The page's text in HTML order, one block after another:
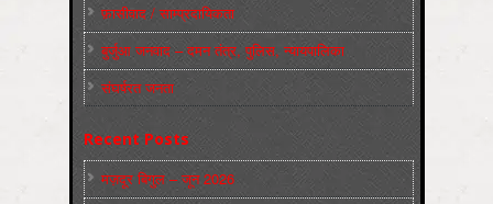
फ़ासीवाद / साम्‍प्रदायिकता
बुर्जुआ जनवाद – दमन तंत्र, पुलिस, न्‍यायपालिका
संघर्षरत जनता
Recent Posts
मज़दूर बिगुल – जून 2026